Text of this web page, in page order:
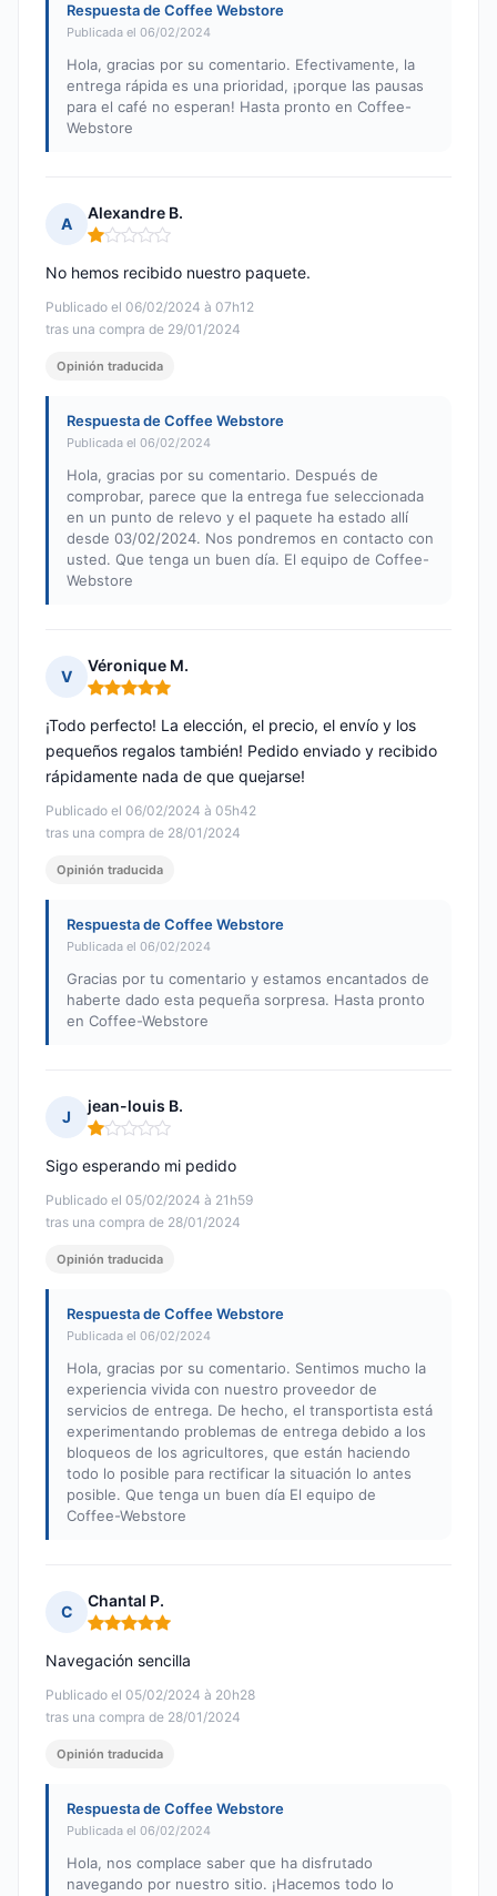
Respuesta de Coffee Webstore
Publicada el 06/02/2024
Hola, gracias por su comentario. Efectivamente, la
entrega rápida es una prioridad, ¡porque las pausas
para el café no esperan! Hasta pronto en Coffee-
Webstore
A
Alexandre B.
Nota: 1 de 5
Publicado el 06/02/2024 à 07h12
tras una compra de 29/01/2024
No hemos recibido nuestro paquete.
Opinión traducida
Respuesta de Coffee Webstore
Publicada el 06/02/2024
Hola, gracias por su comentario. Después de
comprobar, parece que la entrega fue seleccionada
en un punto de relevo y el paquete ha estado allí
desde 03/02/2024. Nos pondremos en contacto con
usted. Que tenga un buen día. El equipo de Coffee-
Webstore
V
Véronique M.
Nota: 5 de 5
Publicado el 06/02/2024 à 05h42
tras una compra de 28/01/2024
¡Todo perfecto! La elección, el precio, el envío y los
pequeños regalos también! Pedido enviado y recibido
rápidamente nada de que quejarse!
Opinión traducida
Respuesta de Coffee Webstore
Publicada el 06/02/2024
Gracias por tu comentario y estamos encantados de
haberte dado esta pequeña sorpresa. Hasta pronto
en Coffee-Webstore
J
jean-louis B.
Nota: 1 de 5
Publicado el 05/02/2024 à 21h59
tras una compra de 28/01/2024
Sigo esperando mi pedido
Opinión traducida
Respuesta de Coffee Webstore
Publicada el 06/02/2024
Hola, gracias por su comentario. Sentimos mucho la
experiencia vivida con nuestro proveedor de
servicios de entrega. De hecho, el transportista está
experimentando problemas de entrega debido a los
bloqueos de los agricultores, que están haciendo
todo lo posible para rectificar la situación lo antes
posible. Que tenga un buen día El equipo de
Coffee-Webstore
C
Chantal P.
Nota: 5 de 5
Publicado el 05/02/2024 à 20h28
tras una compra de 28/01/2024
Navegación sencilla
Opinión traducida
Respuesta de Coffee Webstore
Publicada el 06/02/2024
Hola, nos complace saber que ha disfrutado
navegando por nuestro sitio. ¡Hacemos todo lo